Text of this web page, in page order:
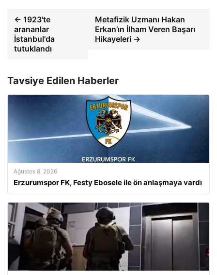
← 1923'te
arananlar
İstanbul'da
tutuklandı
Metafizik Uzmanı Hakan
Erkan’ın İlham Veren Başarı
Hikayeleri →
Tavsiye Edilen Haberler
Ağustos 8, 2026
Erzurumspor FK, Festy Ebosele ile ön anlaşmaya vardı